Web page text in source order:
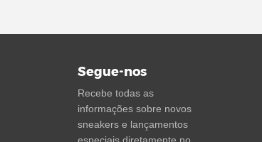
Segue-nos
Recebe todas as
informações sobre novos
sneakers e lançamentos